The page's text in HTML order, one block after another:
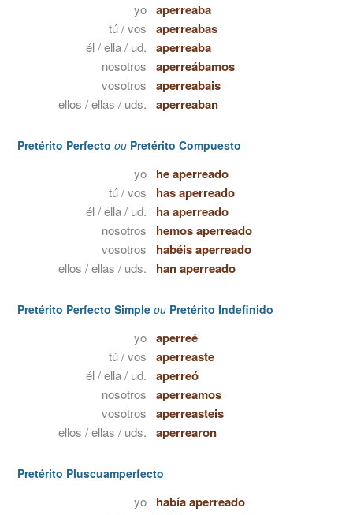
yo aperreaba
tú / vos aperreabas
él / ella / ud. aperreaba
nosotros aperreábamos
vosotros aperreabais
ellos / ellas / uds. aperreaban
Pretérito Perfecto ou Pretérito Compuesto
yo he aperreado
tú / vos has aperreado
él / ella / ud. ha aperreado
nosotros hemos aperreado
vosotros habéis aperreado
ellos / ellas / uds. han aperreado
Pretérito Perfecto Simple ou Pretérito Indefinido
yo aperreé
tú / vos aperreaste
él / ella / ud. aperreó
nosotros aperreamos
vosotros aperreasteis
ellos / ellas / uds. aperrearon
Pretérito Pluscuamperfecto
yo había aperreado